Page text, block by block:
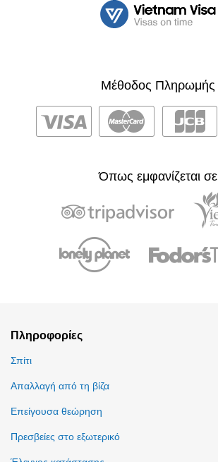
Μέθοδος Πληρωμής
Όπως εμφανίζεται σε
Πληροφορίες
Σπίτι
Απαλλαγή από τη βίζα
Επείγουσα θεώρηση
Πρεσβείες στο εξωτερικό